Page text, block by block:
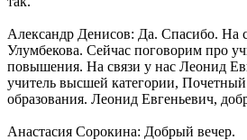
Александр Денисов: Да. Спасибо. На
Улумбекова. Сейчас поговорим про
повышения. На связи у нас Леонид
учитель высшей категории,
образования. Леонид Евгеньевич,
Анастасия Сорокина: Добрый вечер.